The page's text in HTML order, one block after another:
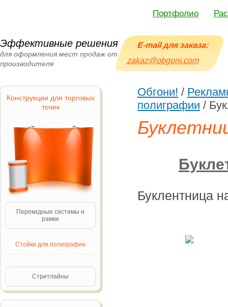
Эффективные решения
для оформления мест продаж от
производителя
Портфолио
E-mail для заказа:
zakaz@obgoni.com
Конструкции для торговых
точек
Перекидные системы и
рамки
Стойки для полиграфии
Стритлайны
Обгони! /
полиграфии /
Буклентница